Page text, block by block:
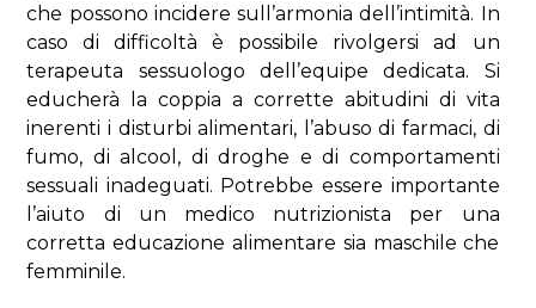
che possono incidere sull’armonia dell’intimità. In
caso di difficoltà è possibile rivolgersi ad un
terapeuta sessuologo dell’equipe dedicata. Si
educherà la coppia a corrette abitudini di vita
inerenti i disturbi alimentari, l’abuso di farmaci, di
fumo, di alcool, di droghe e di comportamenti
sessuali inadeguati. Potrebbe essere importante
l’aiuto di un medico nutrizionista per una
corretta educazione alimentare sia maschile che
femminile.